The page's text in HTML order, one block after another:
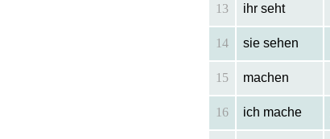
13 ihr seht
14 sie sehen
15 machen
16 ich mache